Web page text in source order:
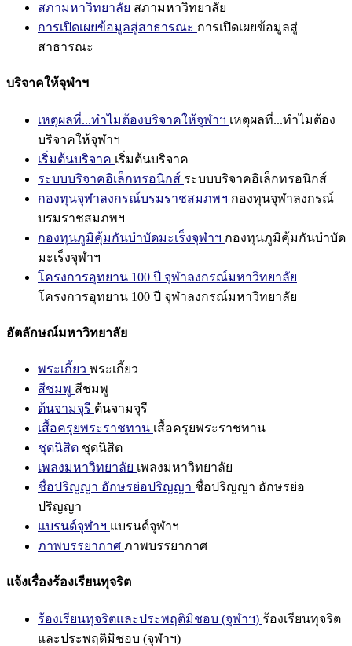
สภามหาวิทยาลัย สภามหาวิทยาลัย
การเปิดเผยข้อมูลสู่สาธารณะ การเปิดเผยข้อมูลสู่
สาธารณะ
บริจาคให้จุฬาฯ
เหตุผลที่...ทำไมต้องบริจาคให้จุฬาฯ เหตุผลที่...ทำไมต้อง
บริจาคให้จุฬาฯ
เริ่มต้นบริจาค เริ่มต้นบริจาค
ระบบบริจาคอิเล็กทรอนิกส์ ระบบบริจาคอิเล็กทรอนิกส์
กองทุนจุฬาลงกรณ์บรมราชสมภพฯ กองทุนจุฬาลงกรณ์
บรมราชสมภพฯ
กองทุนภูมิคุ้มกันบำบัดมะเร็งจุฬาฯ กองทุนภูมิคุ้มกันบำบัด
มะเร็งจุฬาฯ
โครงการอุทยาน 100 ปี จุฬาลงกรณ์มหาวิทยาลัย
โครงการอุทยาน 100 ปี จุฬาลงกรณ์มหาวิทยาลัย
อัตลักษณ์มหาวิทยาลัย
พระเกี้ยว พระเกี้ยว
สีชมพู สีชมพู
ต้นจามจุรี ต้นจามจุรี
เสื้อครุยพระราชทาน เสื้อครุยพระราชทาน
ชุดนิสิต ชุดนิสิต
เพลงมหาวิทยาลัย เพลงมหาวิทยาลัย
ชื่อปริญญา อักษรย่อปริญญา ชื่อปริญญา อักษรย่อ
ปริญญา
แบรนด์จุฬาฯ แบรนด์จุฬาฯ
ภาพบรรยากาศ ภาพบรรยากาศ
แจ้งเรื่องร้องเรียนทุจริต
ร้องเรียนทุจริตและประพฤติมิชอบ (จุฬาฯ) ร้องเรียนทุจริต
และประพฤติมิชอบ (จุฬาฯ)